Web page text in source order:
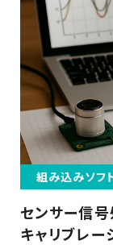
組み込みソフ
センサー信
キャリブレー